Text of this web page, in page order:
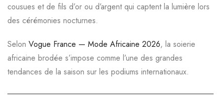
cousues et de fils d’or ou d’argent qui captent la lumière lors
des cérémonies nocturnes.
Selon Vogue France — Mode Africaine 2026, la soierie
africaine brodée s’impose comme l’une des grandes
tendances de la saison sur les podiums internationaux.